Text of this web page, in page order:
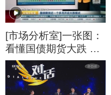
[市场分析室]一张图：
看懂国债期货大跌 国
债期货近一个多月开
启大跌模式